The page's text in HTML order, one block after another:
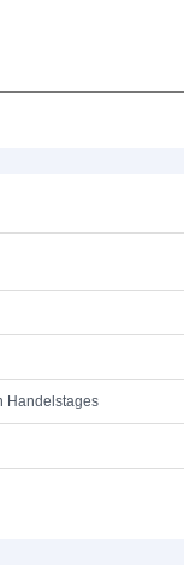
Handelstages